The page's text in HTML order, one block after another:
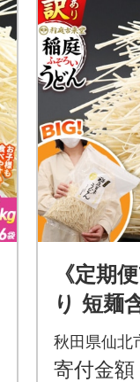
《定期
り 短麺
ん
d-
秋田県仙北
寄付金額